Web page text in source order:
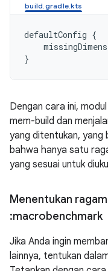
defaultConfig {
}
Dengan cara ini, modul
mem-build dan
yang ditentukan, yang
bahwa hanya satu
yang sesuai untuk
Menentukan
:macrobenchmark
Jika Anda ingin
lainnya, tentukan